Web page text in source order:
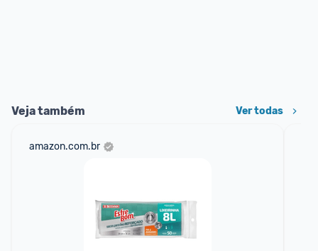
Veja também Ver todas
amazon.com.br